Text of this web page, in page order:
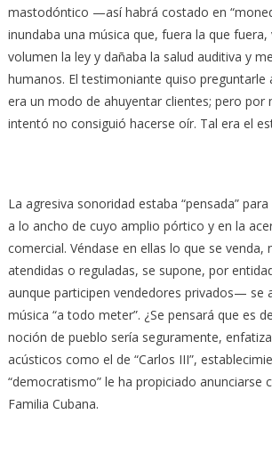
mastodóntico —así habrá costado en
inundaba una música que, fuera la que fuera,
volumen la ley y dañaba la salud auditiva y
humanos. El testimoniante quiso preguntarle
era un modo de ahuyentar clientes; pero por
intentó no consiguió hacerse oír. Tal era el
La agresiva sonoridad estaba “pensada”
a lo ancho de cuyo amplio pórtico y en la
comercial. Véndase en ellas lo que se
atendidas o reguladas, se supone, por
aunque participen vendedores privados— se
música “a todo meter”. ¿Se pensará que es
noción de pueblo sería seguramente,
acústicos como el de “Carlos III”,
“democratismo” le ha propiciado anunciarse
Familia Cubana.